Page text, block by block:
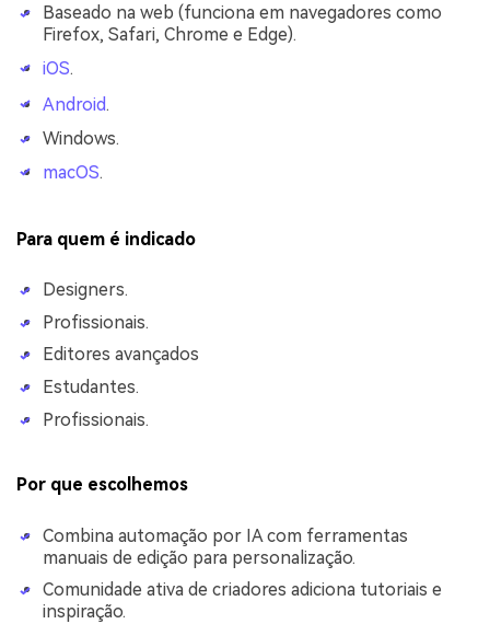
Baseado na web (funciona em navegadores como
Firefox, Safari, Chrome e Edge).
iOS.
Android.
Windows.
macOS.
Para quem é indicado
Designers.
Profissionais.
Editores avançados
Estudantes.
Profissionais.
Por que escolhemos
Combina automação por IA com ferramentas
manuais de edição para personalização.
Comunidade ativa de criadores adiciona tutoriais e
inspiração.